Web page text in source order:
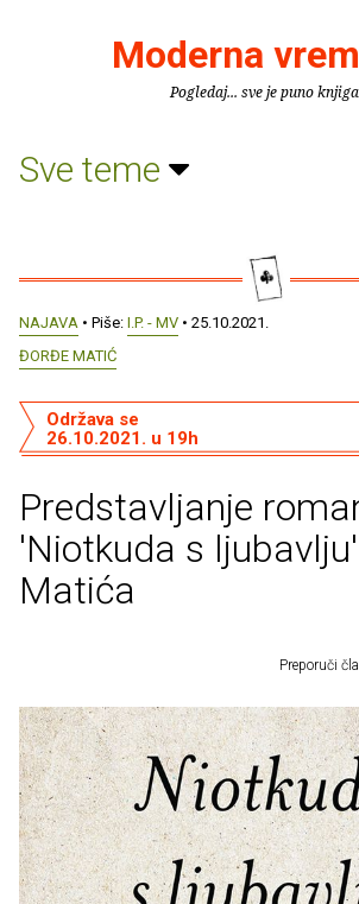
Moderna
Pogledaj... sve je puno
Sve teme
NAJAVA • Piše: I.P. - MV • 25.10.2021.
ĐORĐE MATIĆ
Predstavljanje
'Niotkuda s
Matića
Održava se
26.10.2021. u 19h
Preporuči